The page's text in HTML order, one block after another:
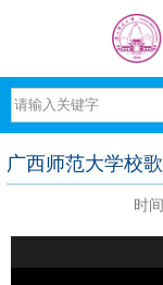
广西师范大学校
时